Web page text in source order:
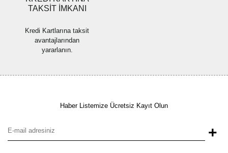
TAKSİT İMKANI
Kredi Kartlarına taksit
avantajlarından
yararlanın.
Haber Listemize Ücretsiz Kayıt Olun
+